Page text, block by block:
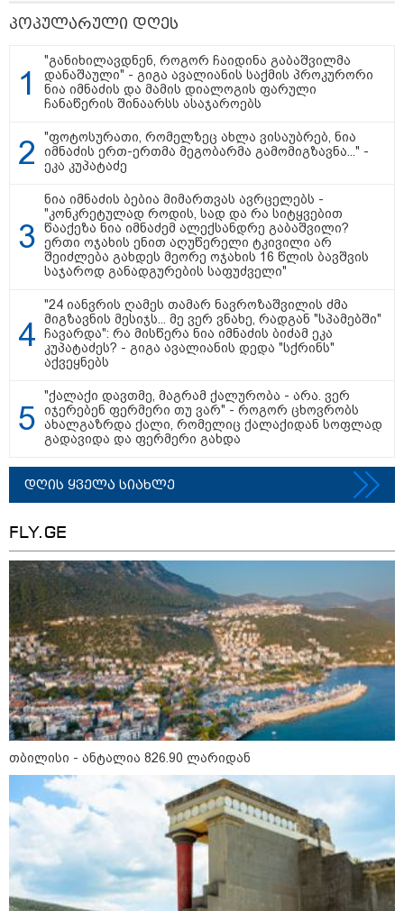
შეზღუდვა საწვავის ჩასხმაზე - რა
ინფორმაციას აქვეყნებს "დემოკრატიის
კვლევის ინსტიტუტი“
14:23 / 05-08-2026
მაღალჩინოსნებმა უკრაინაში
ომთან დაკავშირებით
09:55 / 05-08-2026
მორიგი თავდასხმა Wildberries-
ის საწყობზე - დრონებით
ოლქში მდებარე საწყობში
ხანძარია
14 გარდაცვლილი, 22
დაშავებული, მასშტაბური
ხანძარი - რუსეთმა კიევზე
იერიში ბალისტიკური
რაკეტებით მიიტანა
14:13 / 04-08-2026
ქარხანაზე - რა დეტალებია
ცნობილი
კატეგორიის ყველა სიახლე
პოპულარული დღეს
"განიხილავდნენ, როგორ ჩაიდინა გაბაშვილმა
დანაშაული" - გიგა ავალიანის საქმის პროკურორი
ნია იმნაძის და მამის დიალოგის ფარული
ჩანაწერის შინაარსს ასაჯაროებს
"ფოტოსურათი, რომელზეც ახლა ვისაუბრებ, ნია
იმნაძის ერთ-ერთმა მეგობარმა გამომიგზავნა..." -
ეკა კუპატაძე
ნია იმნაძის ბებია მიმართვას ავრცელებს -
"კონკრეტულად როდის, სად და რა სიტყვებით
წააქეზა ნია იმნაძემ ალექსანდრე გაბაშვილი?
ერთი ოჯახის ენით აღუწერელი ტკივილი არ
შეიძლება გახდეს მეორე ოჯახის 16 წლის ბავშვის
საჯაროდ განადგურების საფუძველი"
"24 იანვრის ღამეს თამარ ნავროზაშვილის ძმა
მიგზავნის მესიჯს... მე ვერ ვნახე, რადგან "სპამებში"
ჩავარდა": რა მისწერა ნია იმნაძის ბიძამ ეკა
კუპატაძეს? - გიგა ავალიანის დედა "სქრინს"
აქვეყნებს
"ქალაქი დავთმე, მაგრამ ქალურობა - არა. ვერ
იჯერებენ ფერმერი თუ ვარ" - როგორ ცხოვრობს
ახალგაზრდა ქალი, რომელიც ქალაქიდან სოფლად
გადავიდა და ფერმერი გახდა
დღის ყველა სიახლე
FLY.GE
თბილისი - ანტალია 826.90 ლარიდან